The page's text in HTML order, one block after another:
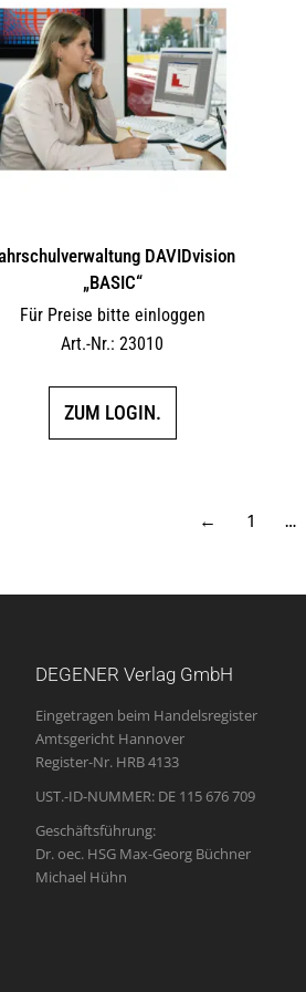
DAVIDvision
„BASIC“
Für Preise bitte einloggen
Art.-Nr.: 23010
ZUM LOGIN.
← 1 …
DEGENER Verlag GmbH
Eingetragen beim Handelsregister
Amtsgericht Hannover
Register-Nr. HRB 4133
UST.-ID-NUMMER: DE 115 676 709
Geschäftsführung:
Dr. oec. HSG Max-Georg Büchner
Michael Hühn